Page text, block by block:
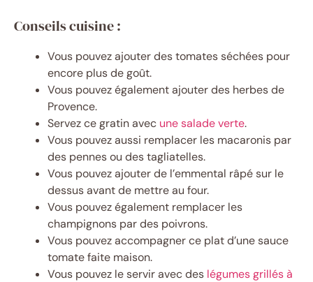
Conseils cuisine :
Vous pouvez ajouter des tomates séchées pour
encore plus de goût.
Vous pouvez également ajouter des herbes de
Provence.
Servez ce gratin avec une salade verte.
Vous pouvez aussi remplacer les macaronis par
des pennes ou des tagliatelles.
Vous pouvez ajouter de l’emmental râpé sur le
dessus avant de mettre au four.
Vous pouvez également remplacer les
champignons par des poivrons.
Vous pouvez accompagner ce plat d’une sauce
tomate faite maison.
Vous pouvez le servir avec des légumes grillés à